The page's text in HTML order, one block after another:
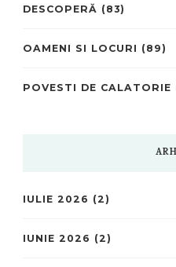
DESCOPERĂ (83)
OAMENI SI LOCURI (89)
POVESTI DE CALATORIE
IULIE 2026 (2)
IUNIE 2026 (2)